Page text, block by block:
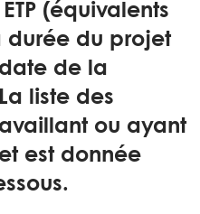
(équivalents
durée du projet
date de la
liste des
ou ayant
est donnée